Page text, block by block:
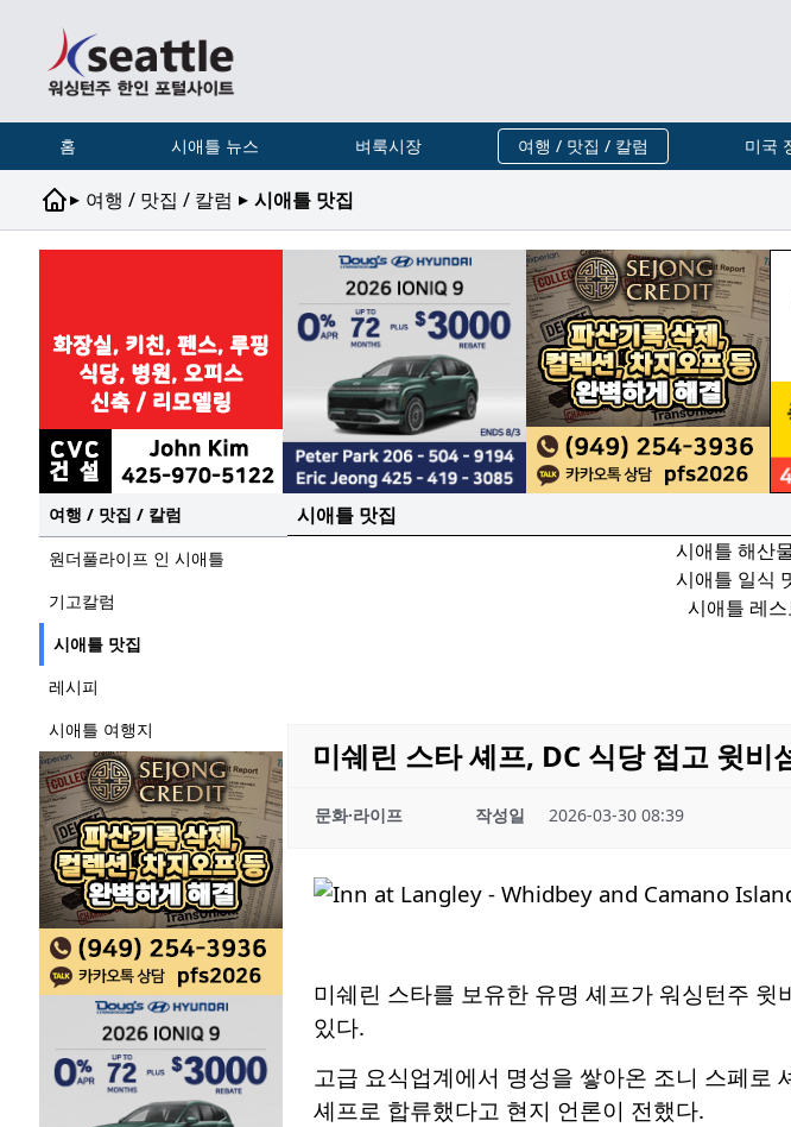
홈 시애틀 뉴스 벼룩시장 여행 / 맛집 / 칼럼 미국
▸ 여행 / 맛집 / 칼럼 ▸ 시애틀 맛집
여행 / 맛집 / 칼럼
원더풀라이프 인 시애틀
기고칼럼
시애틀 맛집
레시피
시애틀 여행지
시애틀 맛집
시애틀 해산
시애틀 일식
시애틀 레스
미쉐린 스타 셰프, DC 식당 접고 윗비
문화·라이프 작성일 2026-03-30 08:39
미쉐린 스타를 보유한 유명 셰프가 워싱턴주
있다.
고급 요식업계에서 명성을 쌓아온 조니 스페로
셰프로 합류했다고 현지 언론이 전했다.